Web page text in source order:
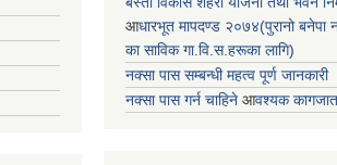
आधारभूत मापदण्ड २०७४(पुरानो बनेपा
का साविक गा.वि.स.हरूका लागि)
नक्सा पास सम्बन्धी महत्व पूर्ण जानकारी
नक्सा पास गर्न चाहिने आवश्यक